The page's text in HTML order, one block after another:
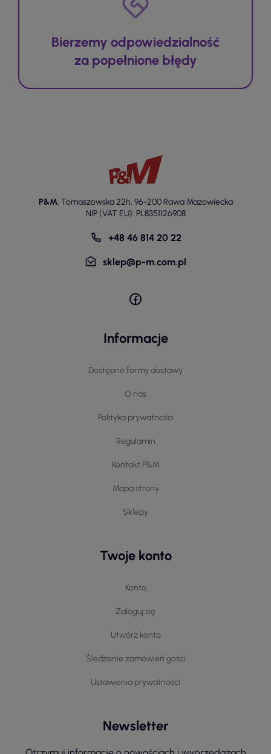
Bierzemy odpowiedzialność
za popełnione błędy
P&M, Tomaszowska 22h, 96-200 Rawa Mazowiecka
NIP (VAT EU): PL8351126908
+48 46 814 20 22
sklep@p-m.com.pl
Informacje
Dostępne formy dostawy
O nas
Polityka prywatności
Regulamin
Kontakt P&M
Mapa strony
Sklepy
Twoje konto
Konto
Zaloguj się
Utwórz konto
Śledzenie zamówień gości
Ustawienia prywatności
Newsletter